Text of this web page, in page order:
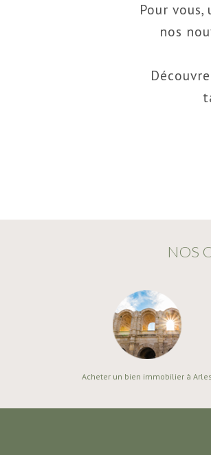
Pour
nos
NOS
Acheter un bien immobilier à Arles